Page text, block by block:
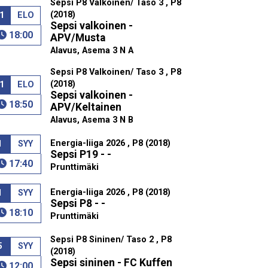
ELO
18:00
Sepsi P8 Valkoinen/ Taso 3 , P8
(2018)
Sepsi valkoinen -
APV/Musta
Alavus, Asema 3 N A
ELO
18:50
Sepsi P8 Valkoinen/ Taso 3 , P8
(2018)
Sepsi valkoinen -
APV/Keltainen
Alavus, Asema 3 N B
SYY
17:40
Energia-liiga 2026 , P8 (2018)
Sepsi P19 - -
Prunttimäki
SYY
18:10
Energia-liiga 2026 , P8 (2018)
Sepsi P8 - -
Prunttimäki
SYY
Sepsi P8 Sininen/ Taso 2 , P8
(2018)
Sepsi sininen - FC Kuffen